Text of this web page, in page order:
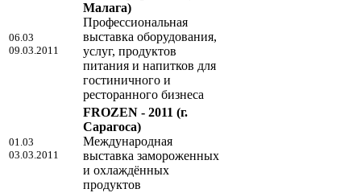
06.03
09.03.2011
Малага)
Профессиональная
выставка оборудования,
услуг, продуктов
питания и напитков для
гостиничного и
ресторанного бизнеса
01.03
03.03.2011
FROZEN - 2011 (г.
Сарагоса)
Международная
выставка замороженных
и охлаждённых
продуктов